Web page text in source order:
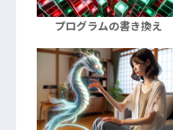
プログラムの書き換え